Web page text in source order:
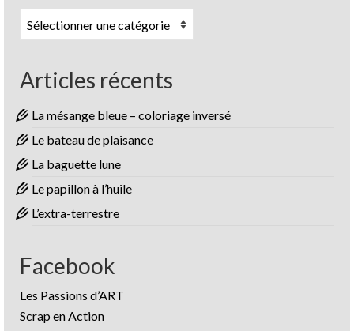
Catégories
Articles récents
La mésange bleue – coloriage inversé
Le bateau de plaisance
La baguette lune
Le papillon à l’huile
L’extra-terrestre
Facebook
Les Passions d’ART
Scrap en Action